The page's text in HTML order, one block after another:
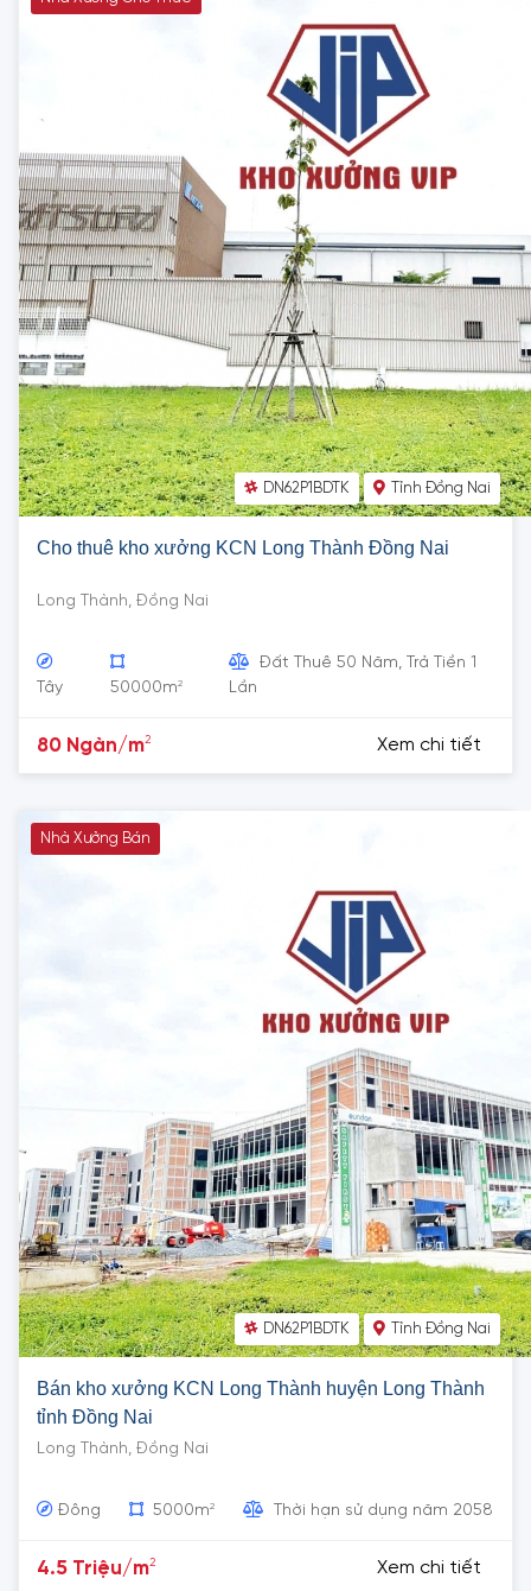
DN62P1BDTK Tỉnh Đồng Nai
Cho thuê kho xưởng KCN Long Thành Đồng Nai
Long Thành, Đồng Nai
Tây 50000m2
Đất Thuê 50 Năm, Trả Tiền 1
Lần
80 Ngàn/m2 Xem chi tiết
Nhà Xưởng Bán
DN62P1BDTK Tỉnh Đồng Nai
Bán kho xưởng KCN Long Thành huyện Long Thành
tỉnh Đồng Nai
Long Thành, Đồng Nai
Đông 5000m2 Thời hạn sử dụng năm 2058
4.5 Triệu/m2 Xem chi tiết